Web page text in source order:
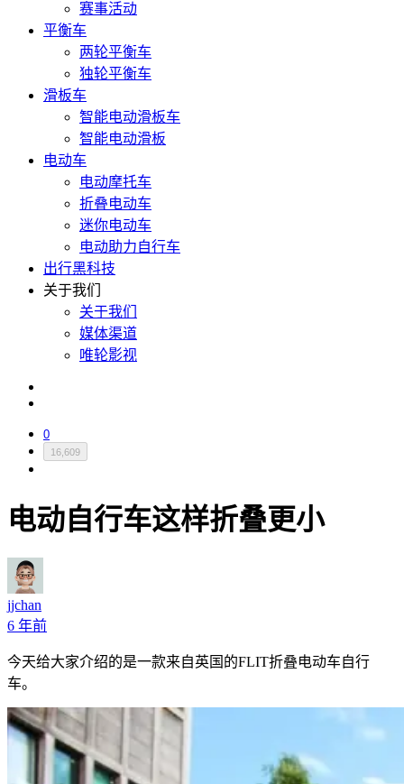
赛事活动
平衡车
两轮平衡车
独轮平衡车
滑板车
智能电动滑板车
智能电动滑板
电动车
电动摩托车
折叠电动车
迷你电动车
电动助力自行车
出行黑科技
关于我们
关于我们
媒体渠道
唯轮影视
0
16,609
电动自行车这样折叠更小
jjchan
6 年前
今天给大家介绍的是一款来自英国的FLIT折叠电动车自行
车。